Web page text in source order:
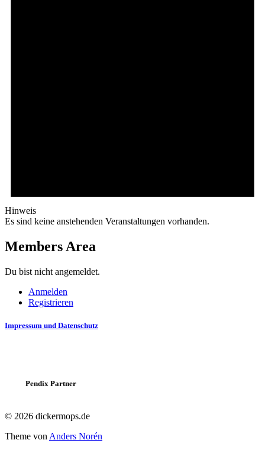
Hinweis
Es sind keine anstehenden Veranstaltungen vorhanden.
Members Area
Du bist nicht angemeldet.
Anmelden
Registrieren
Impressum und Datenschutz
Pendix Partner
© 2026 dickermops.de
Theme von Anders Norén